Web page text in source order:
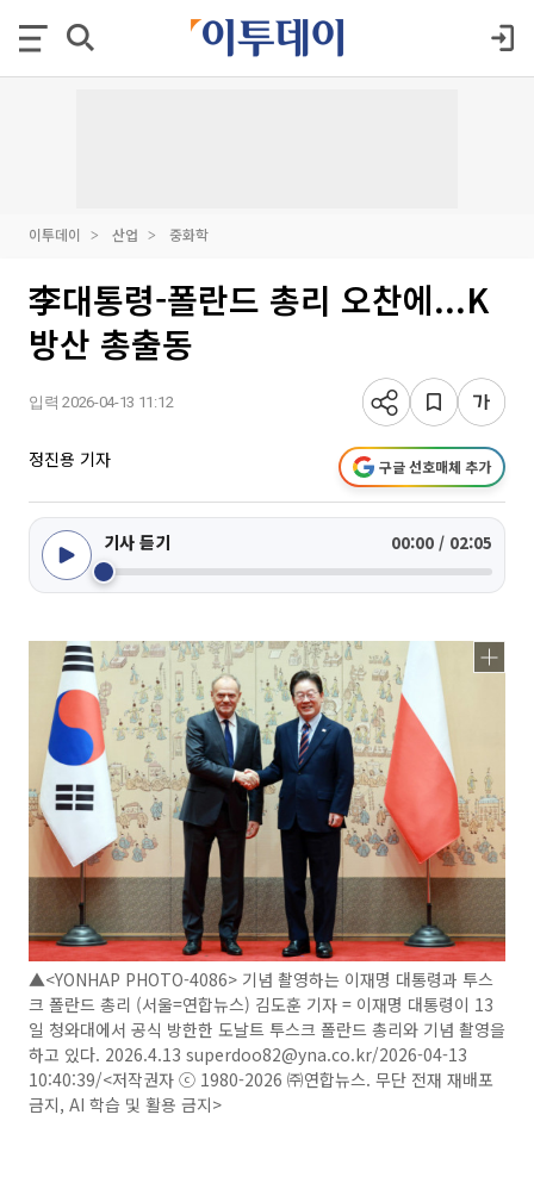
이투데이 산업 중화학
李대통령-폴란드 총리 오찬에...K
방산 총출동
입력 2026-04-13 11:12
정진용 기자 구글 선호매체 추가
기사 듣기 00:00 / 02:05
▲<YONHAP PHOTO-4086> 기념 촬영하는 이재명 대통령과 투스
크 폴란드 총리 (서울=연합뉴스) 김도훈 기자 = 이재명 대통령이 13
일 청와대에서 공식 방한한 도날트 투스크 폴란드 총리와 기념 촬영을
하고 있다. 2026.4.13 superdoo82@yna.co.kr/2026-04-13
10:40:39/<저작권자 ⓒ 1980-2026 ㈜연합뉴스. 무단 전재 재배포
금지, AI 학습 및 활용 금지>